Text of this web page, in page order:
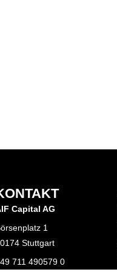
Capital AG
1
Stuttgart
711 490579 0